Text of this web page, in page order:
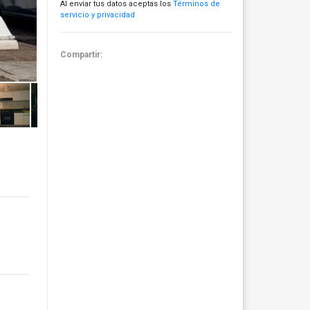
Al enviar tus datos aceptas los Términos de
servicio y privacidad
Compartir: